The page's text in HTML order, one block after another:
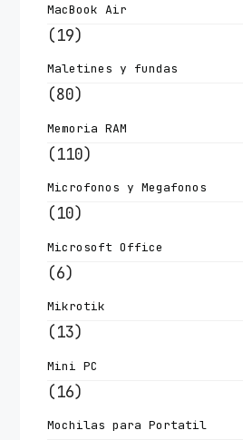
MacBook Air
(19)
Maletines y fundas
(80)
Memoria RAM
(110)
Microfonos y Megafonos
(10)
Microsoft Office
(6)
Mikrotik
(13)
Mini PC
(16)
Mochilas para Portatil